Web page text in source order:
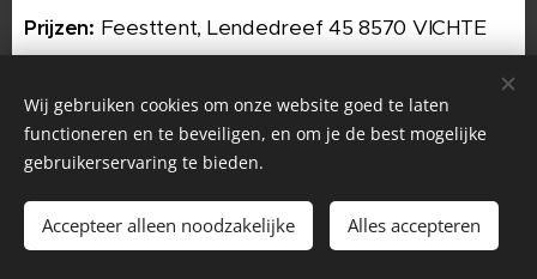
Prijzen: Feesttent, Lendedreef 45 8570 VICHTE
Langenraedt torelangenraedt@hotmail.com -
0474/54.61.58
Med. Controle:Sporthal Beekdale,
Ommersheimplein 4, 8570 VICHTE
Wij gebruiken cookies om onze website goed te laten
functioneren en te beveiligen, en om je de best mogelijke
gebruikerservaring te bieden.
Accepteer alleen noodzakelijke Alles accepteren